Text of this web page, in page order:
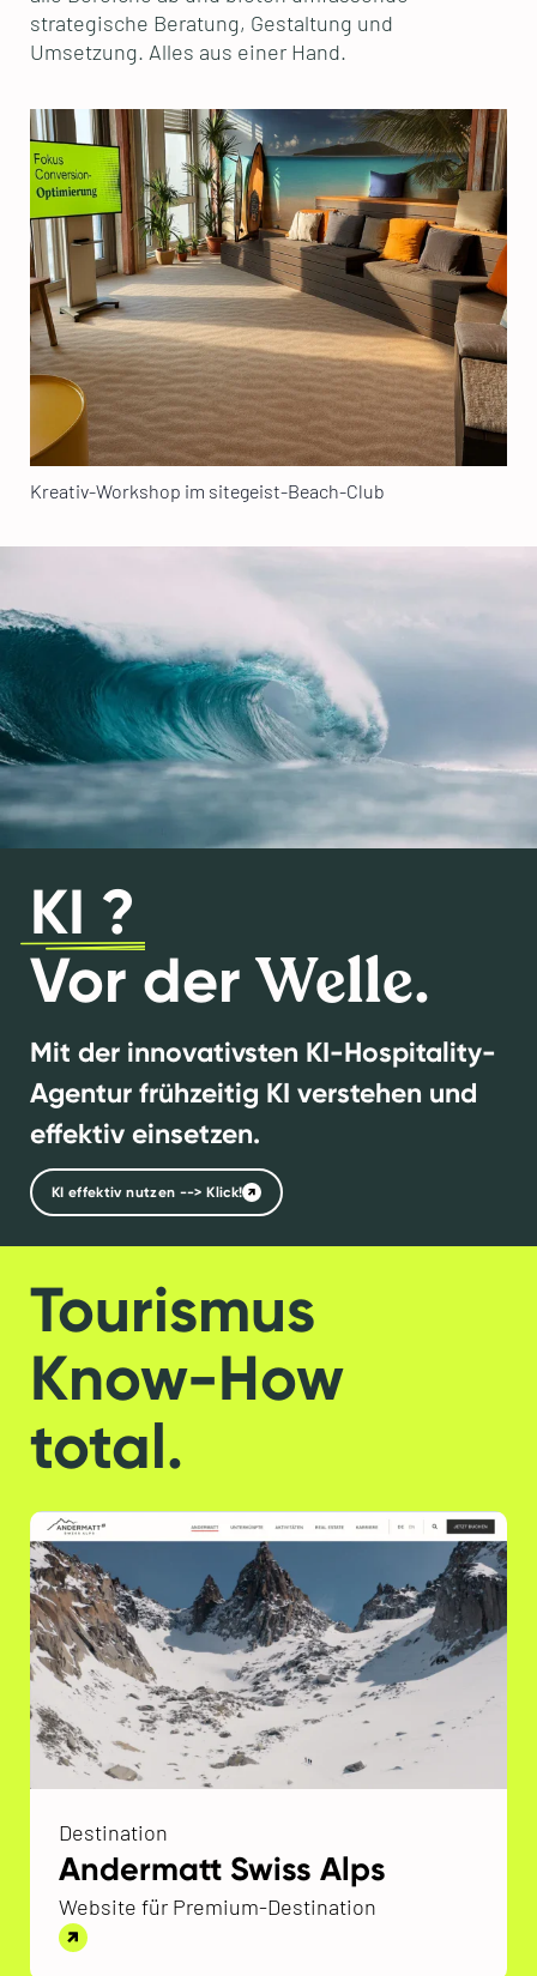
Kreativ-Workshop im sitegeist-Beach-Club
strategische Beratung, Gestaltung und
Umsetzung. Alles aus einer Hand.
KI ?
Vor derWelle.
Mit der innovativsten KI-Hospitality-
Agentur frühzeitig KI verstehen und
effektiv einsetzen.
KI effektiv nutzen --> Klick!
Tourismus
Know-How
total.
Destination
Andermatt Swiss Alps
Website für Premium-Destination